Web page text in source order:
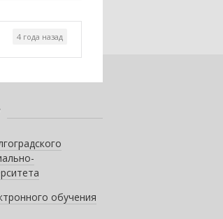
4 года назад
обучения